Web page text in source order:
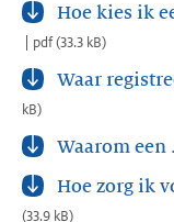
Hoe kies ik
pdf (33.3 kB)
Waar
kB)
Waarom
Hoe zorg ik
(33.9 kB)